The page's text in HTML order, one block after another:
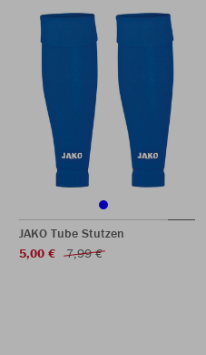
JAKO Tube Stutzen
5,00 €
7,99 €